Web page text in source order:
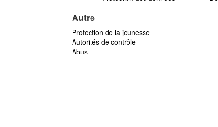
Autre
Protection de la jeunesse
Autorités de contrôle
Abus